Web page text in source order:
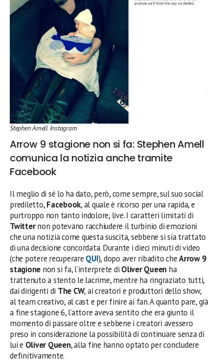
Stephen Amell Instagram
Arrow 9 stagione non si fa: Stephen Amell
comunica la notizia anche tramite
Facebook
Il meglio di sé lo ha dato, però, come sempre, sul suo social
prediletto,Facebook, al quale è ricorso per una rapida, e
purtroppo non tanto indolore, live. I caratteri limitati di
Twitternon potevano racchiudere il turbinio di emozioni
che una notizia come questa suscita, sebbene si sia trattato
di una decisione concordata. Durante i dieci minuti di video
(che potere recuperare QUI), dopo aver ribadito cheArrow 9
stagione non si fa, l’interprete di Oliver Queen ha
trattenuto a stento le lacrime, mentre ha ringraziato tutti,
dai dirigenti di The CW, ai creatori e produttori dello show,
al team creativo, al cast e per finire ai fan. A quanto pare, già
a fine stagione 6, l’attore aveva sentito che era giunto il
momento di passare oltre e sebbene i creatori avessero
preso in considerazione la possibilità di continuare senza di
lui e Oliver Queen, alla fine hanno optato per concludere
definitivamente.